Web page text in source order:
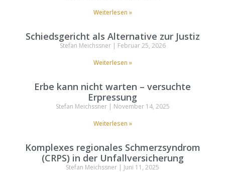
Weiterlesen »
Schiedsgericht als Alternative zur Justiz
Stefan Meichssner
Februar 25, 2026
Weiterlesen »
Erbe kann nicht warten – versuchte
Erpressung
Stefan Meichssner
November 14, 2025
Weiterlesen »
Komplexes regionales Schmerzsyndrom
(CRPS) in der Unfallversicherung
Stefan Meichssner
Juni 11, 2025